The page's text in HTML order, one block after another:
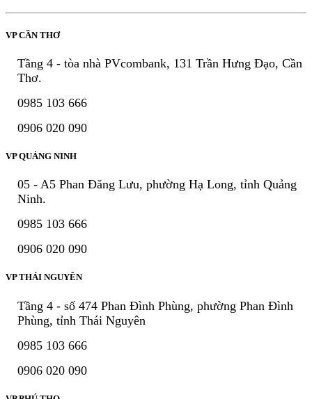
VP CẦN THƠ
Tầng 4 - tòa nhà PVcombank, 131 Trần Hưng Đạo, Cần
Thơ.
0985 103 666
0906 020 090
VP QUẢNG NINH
05 - A5 Phan Đăng Lưu, phường Hạ Long, tỉnh Quảng
Ninh.
0985 103 666
0906 020 090
VP THÁI NGUYÊN
Tầng 4 - số 474 Phan Đình Phùng, phường Phan Đình
Phùng, tỉnh Thái Nguyên
0985 103 666
0906 020 090